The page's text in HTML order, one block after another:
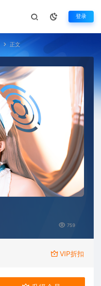
登录
正文
759
VIP折扣